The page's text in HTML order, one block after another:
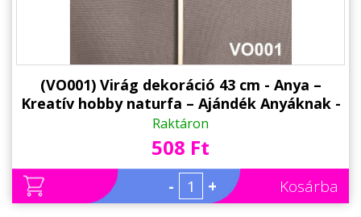
(VO001) Virág dekoráció 43 cm - Anya –
Kreatív hobby naturfa – Ajándék Anyáknak -
Anyák napi ajándék
Raktáron
508 Ft
- + Kosárba